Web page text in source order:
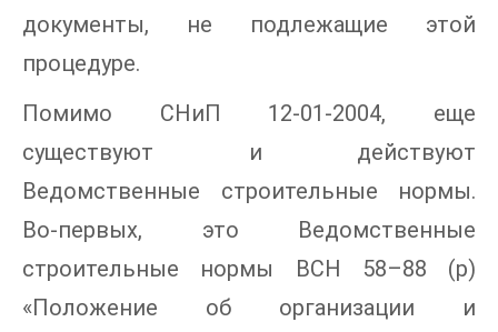
документы, не подлежащие этой
процедуре.
Помимо СНиП 12-01-2004, еще
существуют и действуют
Ведомственные строительные нормы.
Во-первых, это Ведомственные
строительные нормы ВСН 58–88 (р)
«Положение об организации и